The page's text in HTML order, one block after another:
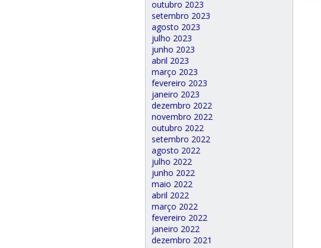
outubro 2023
setembro 2023
agosto 2023
julho 2023
junho 2023
abril 2023
março 2023
fevereiro 2023
janeiro 2023
dezembro 2022
novembro 2022
outubro 2022
setembro 2022
agosto 2022
julho 2022
junho 2022
maio 2022
abril 2022
março 2022
fevereiro 2022
janeiro 2022
dezembro 2021